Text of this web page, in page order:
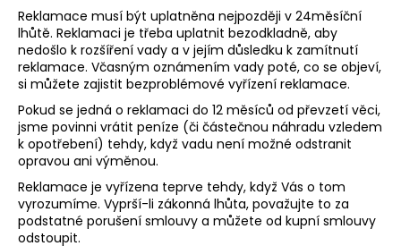
Reklamace musí být uplatněna nejpozději v 24měsíční
lhůtě. Reklamaci je třeba uplatnit bezodkladně, aby
nedošlo k rozšíření vady a v jejím důsledku k zamítnutí
reklamace. Včasným oznámením vady poté, co se objeví,
si můžete zajistit bezproblémové vyřízení reklamace.
Pokud se jedná o reklamaci do 12 měsíců od převzetí věci,
jsme povinni vrátit peníze (či částečnou náhradu vzledem
k opotřebení) tehdy, když vadu není možné odstranit
opravou ani výměnou.
Reklamace je vyřízena teprve tehdy, když Vás o tom
vyrozumíme. Vyprší-li zákonná lhůta, považujte to za
podstatné porušení smlouvy a můžete od kupní smlouvy
odstoupit.